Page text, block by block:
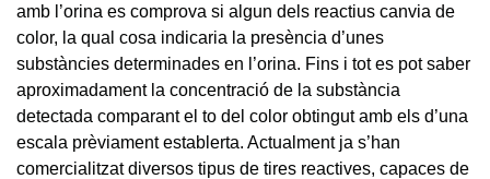
amb l’orina es comprova si algun dels reactius canvia de
color, la qual cosa indicaria la presència d’unes
substàncies determinades en l’orina. Fins i tot es pot saber
aproximadament la concentració de la substància
detectada comparant el to del color obtingut amb els d’una
escala prèviament establerta. Actualment ja s’han
comercialitzat diversos tipus de tires reactives, capaces de